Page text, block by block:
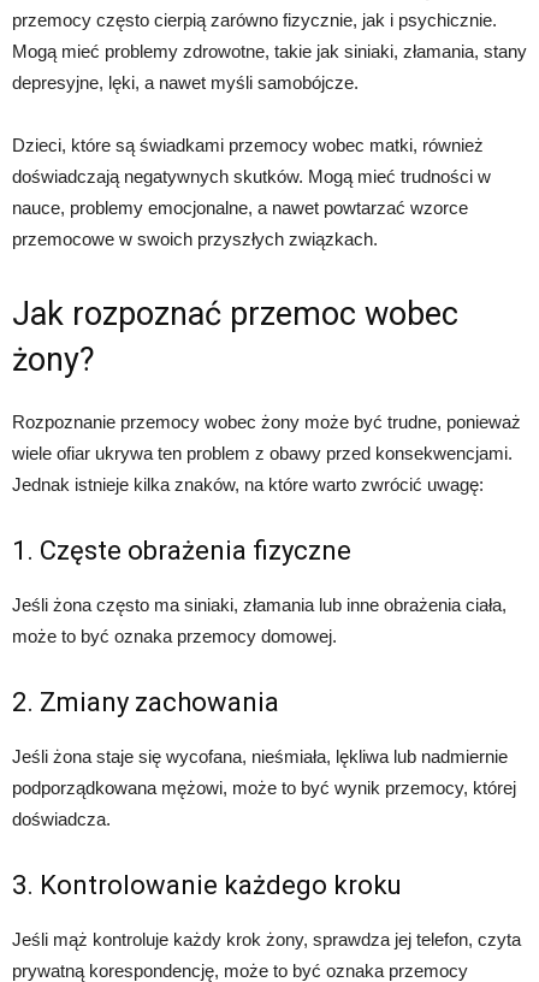
przemocy często cierpią zarówno fizycznie, jak i psychicznie.
Mogą mieć problemy zdrowotne, takie jak siniaki, złamania, stany
depresyjne, lęki, a nawet myśli samobójcze.
Dzieci, które są świadkami przemocy wobec matki, również
doświadczają negatywnych skutków. Mogą mieć trudności w
nauce, problemy emocjonalne, a nawet powtarzać wzorce
przemocowe w swoich przyszłych związkach.
Jak rozpoznać przemoc wobec
żony?
Rozpoznanie przemocy wobec żony może być trudne, ponieważ
wiele ofiar ukrywa ten problem z obawy przed konsekwencjami.
Jednak istnieje kilka znaków, na które warto zwrócić uwagę:
1. Częste obrażenia fizyczne
Jeśli żona często ma siniaki, złamania lub inne obrażenia ciała,
może to być oznaka przemocy domowej.
2. Zmiany zachowania
Jeśli żona staje się wycofana, nieśmiała, lękliwa lub nadmiernie
podporządkowana mężowi, może to być wynik przemocy, której
doświadcza.
3. Kontrolowanie każdego kroku
Jeśli mąż kontroluje każdy krok żony, sprawdza jej telefon, czyta
prywatną korespondencję, może to być oznaka przemocy